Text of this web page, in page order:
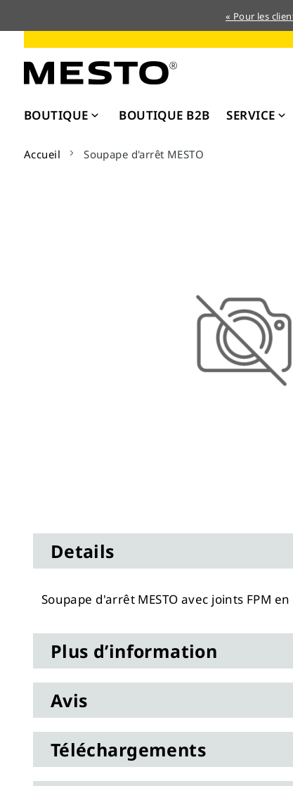
« Pour les
contenu
BOUTIQUE BOUTIQUE B2B SERVICE
Accueil Soupape d'arrêt MESTO
to
beginning
the
gallery
Details
Soupape d'arrêt MESTO avec joints FPM
Plus d’information
Avis
Téléchargements